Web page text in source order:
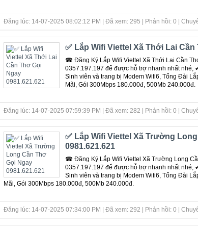
Đăng lúc: 14-07-2025 08:02:12 PM | Đã xem: 295 | Phản hồi: 0 |
✅ Lắp Wifi Viettel Xã Thới Lai
☎ Đăng Ký Lắp Wifi Viettel Xã Thới Lai Cần
0357.197.197 để được hỗ trợ nhanh nhất nhé,
Sinh viên và trang bị Modem Wifi6, Tổng Đài
Mãi, Gói 300Mbps 180.000đ, 500Mb 240.000đ.
Đăng lúc: 14-07-2025 07:59:39 PM | Đã xem: 282 | Phản hồi: 0 |
✅ Lắp Wifi Viettel Xã Trường
0981.621.621
☎ Đăng Ký Lắp Wifi Viettel Xã Trường Long
0357.197.197 để được hỗ trợ nhanh nhất nhé,
Sinh viên và trang bị Modem Wifi6, Tổng Đài
Mãi, Gói 300Mbps 180.000đ, 500Mb 240.000đ.
Đăng lúc: 14-07-2025 07:34:00 PM | Đã xem: 292 | Phản hồi: 0 |